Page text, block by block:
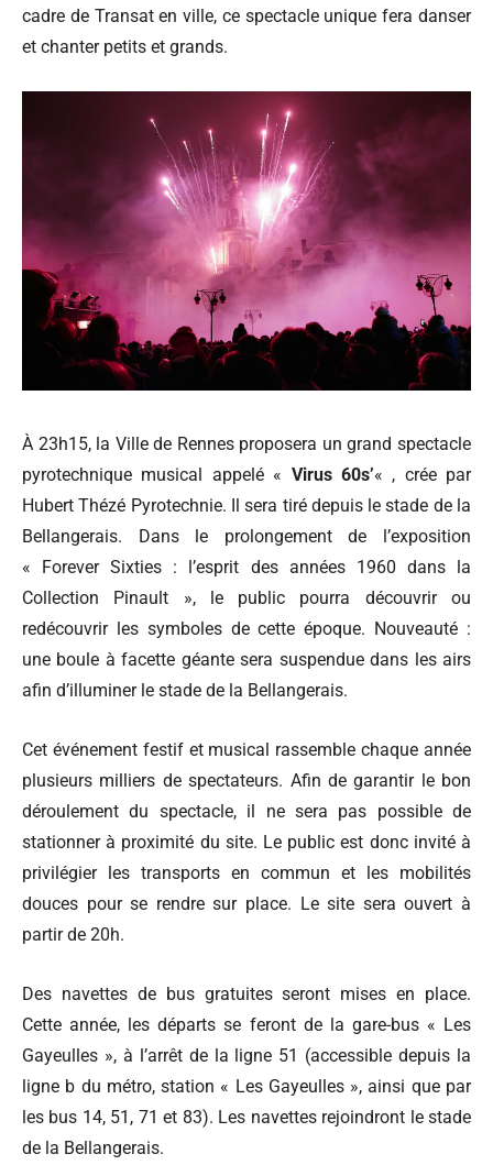
cadre de Transat en ville, ce spectacle unique fera danser
et chanter petits et grands.
À 23h15, la Ville de Rennes proposera un grand spectacle
pyrotechnique musical appelé « Virus 60s’« , crée par
Hubert Thézé Pyrotechnie. Il sera tiré depuis le stade de la
Bellangerais. Dans le prolongement de l’exposition
« Forever Sixties : l’esprit des années 1960 dans la
Collection Pinault », le public pourra découvrir ou
redécouvrir les symboles de cette époque. Nouveauté :
une boule à facette géante sera suspendue dans les airs
afin d’illuminer le stade de la Bellangerais.
Cet événement festif et musical rassemble chaque année
plusieurs milliers de spectateurs. Afin de garantir le bon
déroulement du spectacle, il ne sera pas possible de
stationner à proximité du site. Le public est donc invité à
privilégier les transports en commun et les mobilités
douces pour se rendre sur place. Le site sera ouvert à
partir de 20h.
Des navettes de bus gratuites seront mises en place.
Cette année, les départs se feront de la gare-bus « Les
Gayeulles », à l’arrêt de la ligne 51 (accessible depuis la
ligne b du métro, station « Les Gayeulles », ainsi que par
les bus 14, 51, 71 et 83). Les navettes rejoindront le stade
de la Bellangerais.